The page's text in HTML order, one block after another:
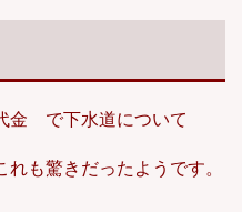
金 で下水道について
も驚きだったようです。